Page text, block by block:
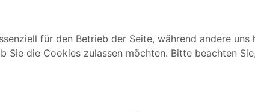
für den Betrieb der Seite, während andere
Sie die Cookies zulassen möchten. Bitte beachten